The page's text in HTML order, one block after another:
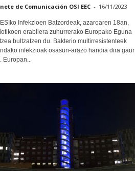
de Comunicación OSI EEC - 16/11/2023
ESIko Infekzioen Batzordeak, azaroaren 18an,
erabilera zuhurrerako Europako Eguna
bultzatzen du. Bakterio multirresistenteek
infekzioak osasun-arazo handia dira gaur
Europan...